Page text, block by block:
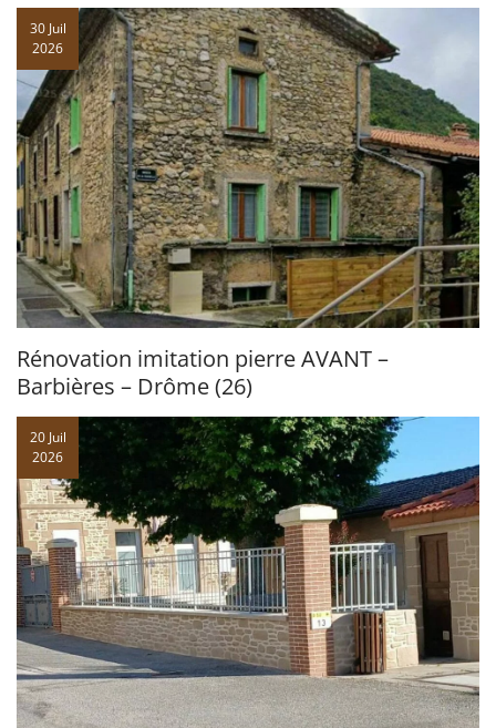
30 Juil
2026
Rénovation imitation pierre AVANT –
Barbières – Drôme (26)
20 Juil
2026